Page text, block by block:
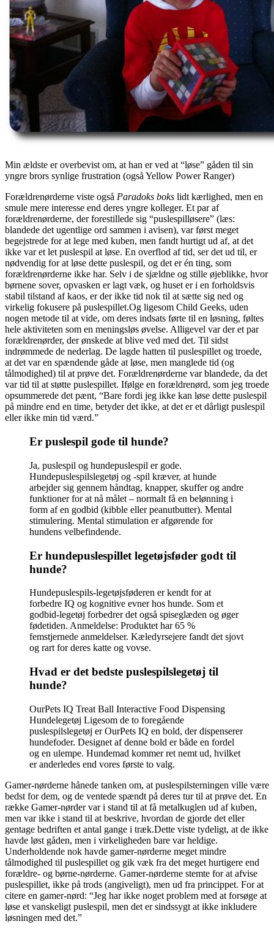
Min ældste er overbevist om, at han er ved at “løse” gåden til sin
yngre brors synlige frustration (også Yellow Power Ranger)
Forældrenørderne viste også Paradoks boks lidt kærlighed, men en
smule mere interesse end deres yngre kolleger. Et par af
forældrenørderne, der forestillede sig “puslespilløsere” (læs:
blandede det ugentlige ord sammen i avisen), var først meget
begejstrede for at lege med kuben, men fandt hurtigt ud af, at det
ikke var et let puslespil at løse. En overflod af tid, ser det ud til, er
nødvendig for at løse dette puslespil, og det er én ting, som
forældrenørderne ikke har. Selv i de sjældne og stille øjeblikke, hvor
børnene sover, opvasken er lagt væk, og huset er i en forholdsvis
stabil tilstand af kaos, er der ikke tid nok til at sætte sig ned og
virkelig fokusere på puslespillet.Og ligesom Child Geeks, uden
nogen metode til at vide, om deres indsats førte til en løsning, føltes
hele aktiviteten som en meningsløs øvelse. Alligevel var der et par
forældrenørder, der ønskede at blive ved med det. Til sidst
indrømmede de nederlag. De lagde hatten til puslespillet og troede,
at det var en spændende gåde at løse, men manglede tid (og
tålmodighed) til at prøve det. Forældrenørderne var blandede, da det
var tid til at støtte puslespillet. Ifølge en forældrenørd, som jeg troede
opsummerede det pænt, “Bare fordi jeg ikke kan løse dette puslespil
på mindre end en time, betyder det ikke, at det er et dårligt puslespil
eller ikke min tid værd.”
Er puslespil gode til hunde?
Ja, puslespil og hundepuslespil er gode.
Hundepuslespilslegetøj og -spil kræver, at hunde
arbejder sig gennem håndtag, knapper, skuffer og andre
funktioner for at nå målet – normalt få en belønning i
form af en godbid (kibble eller peanutbutter). Mental
stimulering. Mental stimulation er afgørende for
hundens velbefindende.
Er hundepuslespillet legetøjsføder godt til
hunde?
Hundepuslespils-legetøjsføderen er kendt for at
forbedre IQ og kognitive evner hos hunde. Som et
godbid-legetøj forbedrer det også spiseglæden og øger
fødetiden. Anmeldelse: Produktet har 65 %
femstjernede anmeldelser. Kæledyrsejere fandt det sjovt
og rart for deres katte og vovse.
Hvad er det bedste puslespilslegetøj til
hunde?
OurPets IQ Treat Ball Interactive Food Dispensing
Hundelegetøj Ligesom de to foregående
puslespilslegetøj er OurPets IQ en bold, der dispenserer
hundefoder. Designet af denne bold er både en fordel
og en ulempe. Hundemad kommer ret nemt ud, hvilket
er anderledes end vores første to valg.
Gamer-nørderne hånede tanken om, at puslespilsterningen ville være
bedst for dem, og de ventede spændt på deres tur til at prøve det. En
række Gamer-nørder var i stand til at få metalkuglen ud af kuben,
men var ikke i stand til at beskrive, hvordan de gjorde det eller
gentage bedriften et antal gange i træk.Dette viste tydeligt, at de ikke
havde løst gåden, men i virkeligheden bare var heldige.
Underholdende nok havde gamer-nørderne meget mindre
tålmodighed til puslespillet og gik væk fra det meget hurtigere end
forældre- og børne-nørderne. Gamer-nørderne stemte for at afvise
puslespillet, ikke på trods (angiveligt), men ud fra princippet. For at
citere en gamer-nørd: “Jeg har ikke noget problem med at forsøge at
løse et vanskeligt puslespil, men det er sindssygt at ikke inkludere
løsningen med det.”